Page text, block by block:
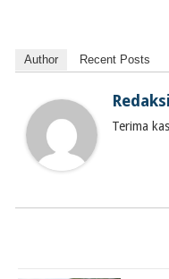
Author Recent Posts
Redaksi
Terima